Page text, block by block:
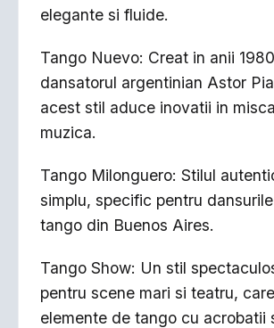
elegante si fluide.
Tango Nuevo: Creat in anii
dansatorul argentinian Astor
acest stil aduce inovatii in
muzica.
Tango Milonguero: Stilul
simplu, specific pentru
tango din Buenos Aires.
Tango Show: Un stil
pentru scene mari si teatru,
elemente de tango cu acrobatii